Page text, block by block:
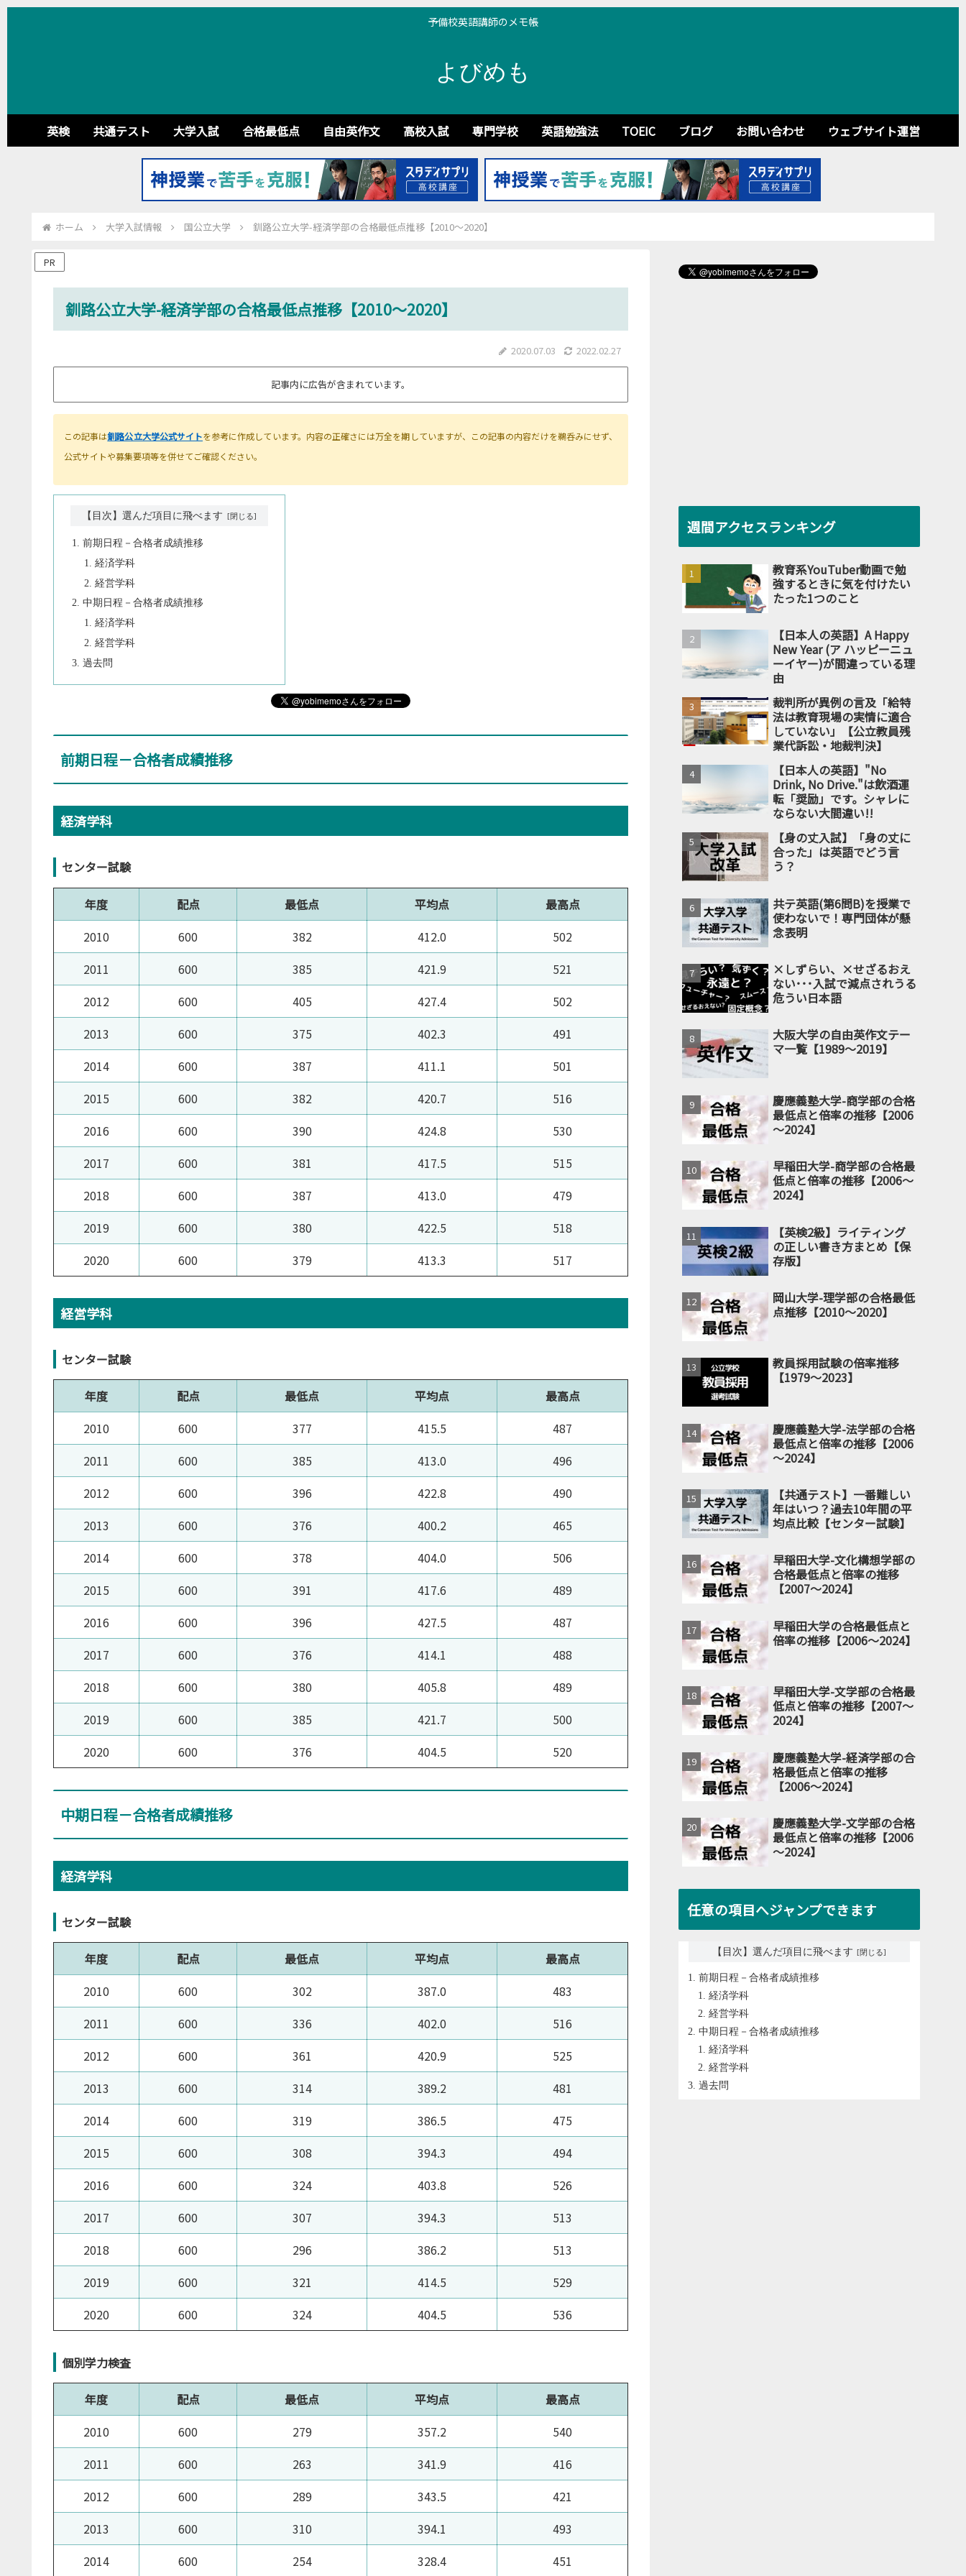
予備校英語講師のメモ帳
よびめも
英検 共通テスト 大学入試 合格最低点 自由英作文 高校入試 専門学校 英語勉強法 TOEIC ブログ お問い合わせ ウェブサイト運営
ホーム 大学入試情報 国公立大学 釧路公立大学-経済学部の合格最低点推移【2010～2020】
PR
釧路公立大学-経済学部の合格最低点推移【2010～2020】
2020.07.03 2022.02.27
記事内に広告が含まれています。
この記事は釧路公立大学公式サイトを参考に作成しています。内容の正確さには万全を期していますが、この記事の内容だけを鵜呑みにせず、
公式サイトや募集要項等を併せてご確認ください。
【目次】選んだ項目に飛べます
前期日程－合格者成績推移
経済学科
経営学科
中期日程－合格者成績推移
経済学科
経営学科
過去問
前期日程－合格者成績推移
経済学科
センター試験
年度 配点 最低点 平均点
最高点
2010
600 382 412.0
502
2011
600 385 421.9
521
2012
600 405 427.4
502
2013
600 375 402.3
491
2014
600 387 411.1
501
2015
600 382 420.7
516
2016
600 390 424.8
530
2017
600 381 417.5
515
2018
600 387 413.0
479
2019
600 380 422.5
518
2020
600 379 413.3 517
経営学科
センター試験
年度 配点 最低点 平均点
最高点
2010
600 377 415.5
487
2011
600 385 413.0
496
2012
600 396 422.8
490
2013
600 376 400.2
465
2014
600 378 404.0
506
2015
600 391 417.6
489
2016
600 396 427.5
487
2017
600 376 414.1
488
2018
600 380 405.8
489
2019
600 385 421.7
500
2020
600 376 404.5 520
中期日程－合格者成績推移
経済学科
センター試験
年度 配点 最低点 平均点
最高点
2010
600 302 387.0
483
2011
600 336 402.0
516
2012
600 361 420.9
525
2013
600 314 389.2
481
2014
600 319 386.5
475
2015
600 308 394.3
494
2016
600 324 403.8
526
2017
600 307 394.3
513
2018
600 296 386.2
513
2019
600 321 414.5
529
2020
600 324 404.5 536
個別学力検査
年度 配点 最低点 平均点
最高点
2010
600 279 357.2
540
2011
600 263 341.9
416
2012
600 289 343.5
421
2013
600 310 394.1
493
2014
600 254 328.4 451
週間アクセスランキング
教育系YouTuber動画で勉
強するときに気を付けたい
たった1つのこと
【日本人の英語】A Happy
New Year (ア ハッピーニュ
ーイヤー)が間違っている理
由
裁判所が異例の言及「給特
法は教育現場の実情に適合
していない」【公立教員残
業代訴訟・地裁判決】
【日本人の英語】"No
Drink, No Drive."は飲酒運
転「奨励」です。シャレに
ならない大間違い!!
【身の丈入試】「身の丈に
合った」は英語でどう言
う？
共テ英語(第6問B)を授業で
使わないで！専門団体が懸
念表明
×しずらい、×せざるおえ
ない･･･入試で減点されうる
危うい日本語
大阪大学の自由英作文テー
マ一覧【1989～2019】
慶應義塾大学-商学部の合格
最低点と倍率の推移【2006
～2024】
早稲田大学-商学部の合格最
低点と倍率の推移【2006～
2024】
【英検2級】ライティング
の正しい書き方まとめ【保
存版】
岡山大学-理学部の合格最低
点推移【2010～2020】
教員採用試験の倍率推移
【1979～2023】
慶應義塾大学-法学部の合格
最低点と倍率の推移【2006
～2024】
【共通テスト】一番難しい
年はいつ？過去10年間の平
均点比較【センター試験】
早稲田大学-文化構想学部の
合格最低点と倍率の推移
【2007～2024】
早稲田大学の合格最低点と
倍率の推移【2006～2024】
早稲田大学-文学部の合格最
低点と倍率の推移【2007～
2024】
慶應義塾大学-経済学部の合
格最低点と倍率の推移
【2006～2024】
慶應義塾大学-文学部の合格
最低点と倍率の推移【2006
～2024】
任意の項目へジャンプできます
【目次】選んだ項目に飛べます
前期日程－合格者成績推移
経済学科
経営学科
中期日程－合格者成績推移
経済学科
経営学科
過去問